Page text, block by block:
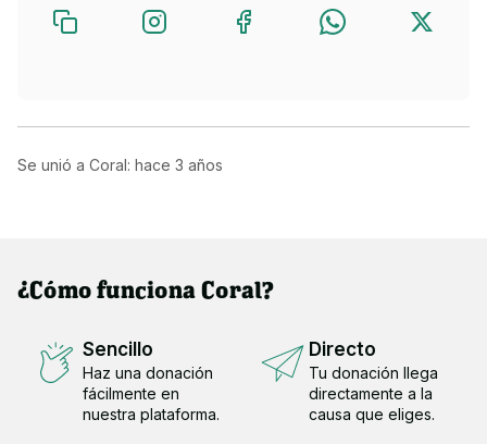
Se unió a Coral: hace 3 años
¿Cómo funciona Coral?
Sencillo
Haz una donación
fácilmente en
nuestra plataforma.
Directo
Tu donación llega
directamente a la
causa que eliges.